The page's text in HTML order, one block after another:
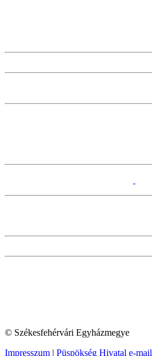
© Székesfehérvári Egyházmegye
Impresszum | Püspökség Hivatal e-mail